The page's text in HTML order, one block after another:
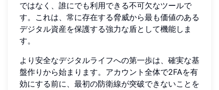
ではなく、誰にでも利用できる不可欠なツールで
す。これは、常に存在する脅威から最も価値のある
デジタル資産を保護する強力な盾として機能しま
す。
より安全なデジタルライフへの第一歩は、確実な基
盤作りから始まります。アカウント全体で2FAを有
効にする前に、最初の防衛線が突破できないことを